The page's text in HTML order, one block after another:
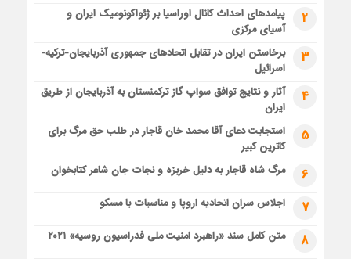
2
پیامدهای احداث کانال اوراسیا بر ژئواکونومیک ایران و
آسیای مرکزی
3
برخاستن ایران در تقابل اتحادهای جمهوری آذربایجان-ترکیه-
اسرائیل
4
آثار و نتایج توافق سواپ گاز ترکمنستان به آذربایجان از طریق
ایران
5
استجابت دعای آقا محمد خان قاجار در طلب حق مرگ برای
کاترین کبیر
6 مرگ شاه قاجار به دلیل خربزه و نجات جان شاعر کتابخوان
7 اجلاس سران اتحادیه اروپا و مناسبات با مسکو
8 متن کامل سند «راهبرد امنیت ملی فدراسیون روسیه» ۲۰۲۱